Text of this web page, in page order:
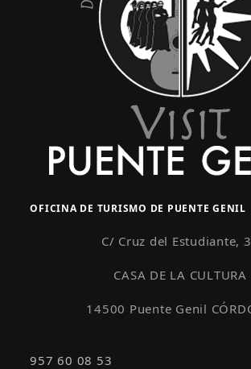
OFICINA DE TURISMO DE PUENTE GENIL
C/ Cruz del Estudiante,
CASA DE LA CULTURA
14500 Puente Genil
957 60 08 53